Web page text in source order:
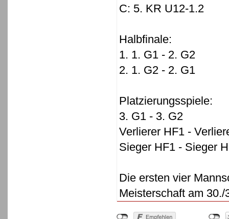
C: 5. KR U12-1.2
Halbfinale:
1. 1. G1 - 2. G2
2. 1. G2 - 2. G1
Platzierungsspiele:
3. G1 - 3. G2
Verlierer HF1 -
Sieger HF1 - Sieger
Die ersten vier
Meisterschaft am 30./